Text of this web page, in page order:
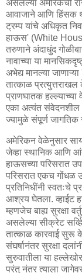
असलेल्या अमेरिकेची
आवाजाने आणि हिंसक
ट्रम्प यांचे अधिकृत
हाऊस' (White
तरुणाने अंदाधुंद
नावाच्या या
अभेद्य मानल्या
तात्काळ
प्राणघातक हल्ल्याच्या
एका अत्यंत संवेदनशील
ज्यामुळे संपूर्ण
अमेरिकन वेळेनुसार
जेव्हा स्थानिक आणि
हाऊसच्या परिसरात
परिसरात एकच गोंधळ
प्रतिनिधींनी स्वतःचे
आश्रय घेतला. व्हाईट
म्हणजेच बाह्य सुरक्षा
असलेल्या सीक्रेट
तात्काळ कारवाई सुरू
संघर्षानंतर सुरक्षा
सुरुवातीला या
परंतु नंतर त्याला